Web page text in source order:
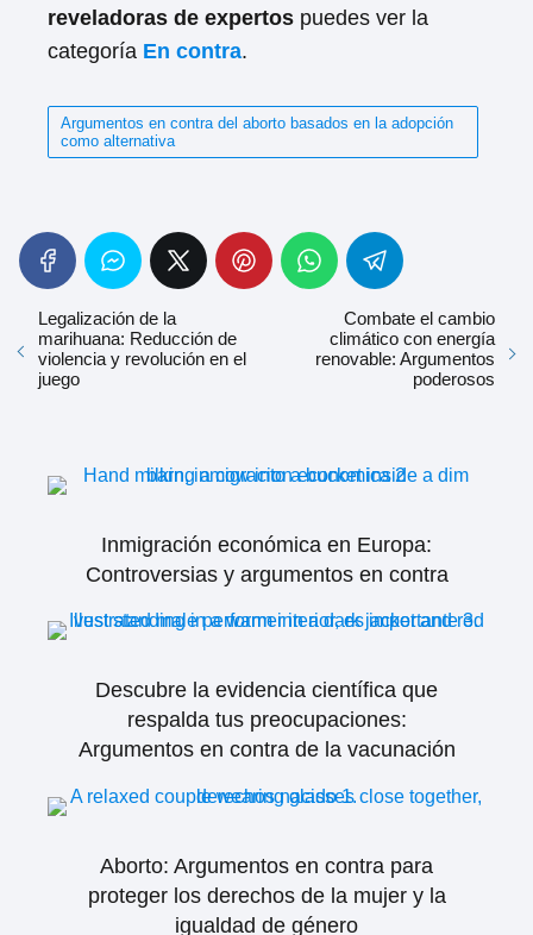
reveladoras de expertos puedes ver la
categoría En contra.
Argumentos en contra del aborto basados en la adopción
como alternativa
Legalización de la
marihuana: Reducción de
violencia y revolución en el
juego
Combate el cambio
climático con energía
renovable: Argumentos
poderosos
Inmigración económica en Europa:
Controversias y argumentos en contra
Descubre la evidencia científica que
respalda tus preocupaciones:
Argumentos en contra de la vacunación
Aborto: Argumentos en contra para
proteger los derechos de la mujer y la
igualdad de género